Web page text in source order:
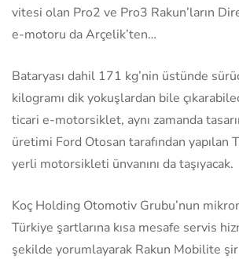
vitesi olan Pro2 ve Pro3 Rakun’ların
e-motoru da Arçelik’ten…
Bataryası dahil 171 kg’nin üstünde
kilogramı dik yokuşlardan bile
ticari e-motorsiklet, aynı zamanda
üretimi Ford Otosan tarafından yapılan
yerli motorsikleti ünvanını da taşıyacak.
Koç Holding Otomotiv Grubu’nun
Türkiye şartlarına kısa mesafe servis
şekilde yorumlayarak Rakun Mobilite